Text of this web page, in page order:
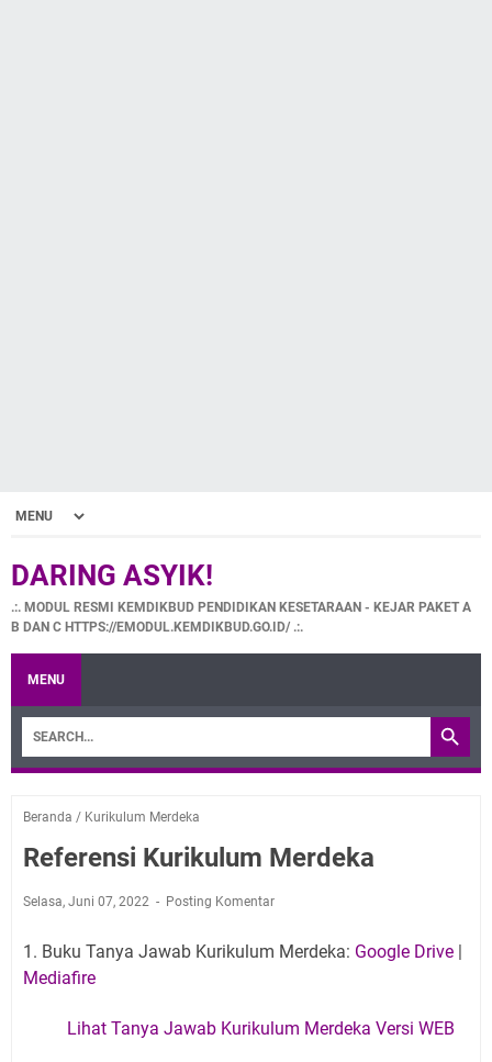
DARING ASYIK!
.:. MODUL RESMI KEMDIKBUD PENDIDIKAN KESETARAAN - KEJAR PAKET A
B DAN C HTTPS://EMODUL.KEMDIKBUD.GO.ID/ .:.
MENU
Beranda / Kurikulum Merdeka
Referensi Kurikulum Merdeka
Selasa, Juni 07, 2022 Posting Komentar
1. Buku Tanya Jawab Kurikulum Merdeka: Google Drive |
Mediafire
Lihat Tanya Jawab Kurikulum Merdeka Versi WEB